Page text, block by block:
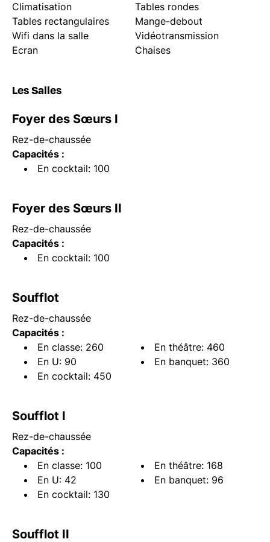
Climatisation
Tables rondes
Tables rectangulaires
Mange-debout
Wifi dans la salle
Vidéotransmission
Ecran
Chaises
Les Salles
Foyer des Sœurs I
Rez-de-chaussée
Capacités :
En cocktail: 100
Foyer des Sœurs II
Rez-de-chaussée
Capacités :
En cocktail: 100
Soufflot
Rez-de-chaussée
Capacités :
En classe: 260
En théâtre: 460
En U: 90
En banquet: 360
En cocktail: 450
Soufflot I
Rez-de-chaussée
Capacités :
En classe: 100
En théâtre: 168
En U: 42
En banquet: 96
En cocktail: 130
Soufflot II